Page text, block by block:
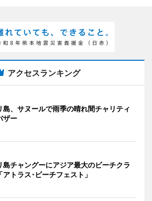
アクセスランキング
島、サヌールで雨季の晴れ間チャリティ
ザー
島チャングーにアジア最大のビーチクラ
アトラス･ビーチフェスト」